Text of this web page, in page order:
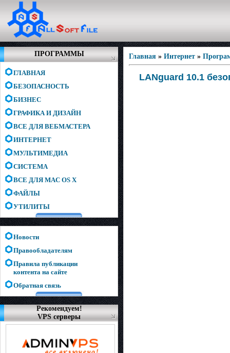
ПРОГРАММЫ
ГЛАВНАЯ
БЕЗОПАСНОСТЬ
БИЗНЕС
ГРАФИКА И ДИЗАЙН
ВСЕ ДЛЯ ВЕБМАСТЕРА
ИНТЕРНЕТ
МУЛЬТИМЕДИА
СИСТЕМА
ВСЕ ДЛЯ MAC OS X
ФАЙЛЫ
УТИЛИТЫ
Новости
Правообладателям
Правила публикации
контента на сайте
Обратная связь
Рекомендуем!
VPS серверы
Главная » Интернет »
LANguard 10.1